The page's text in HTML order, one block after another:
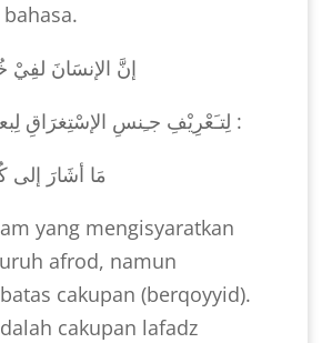
إنَّ الإنسَانَ لفِيْ
لِتـَعْرِيْفِ جـِنسِ الإسْتِغرَاقِ :
مَا أشَارَ إلى
yang mengisyaratkan
afrod, namun
cakupan (berqoyyid).
cakupan lafadz